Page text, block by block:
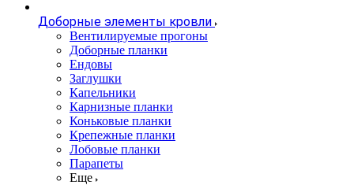
Доборные элементы кровли
Вентилируемые прогоны
Доборные планки
Ендовы
Заглушки
Капельники
Карнизные планки
Коньковые планки
Крепежные планки
Лобовые планки
Парапеты
Еще